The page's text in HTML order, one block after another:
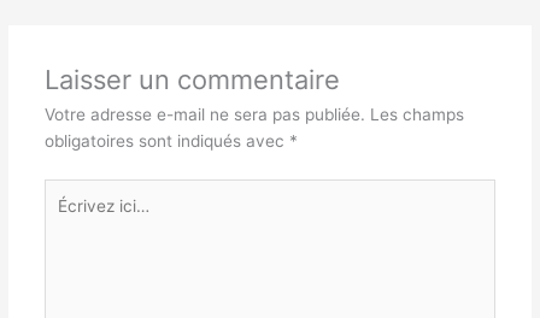
Laisser un commentaire
Votre adresse e-mail ne sera pas publiée. Les champs
obligatoires sont indiqués avec *
Écrivez
ici…